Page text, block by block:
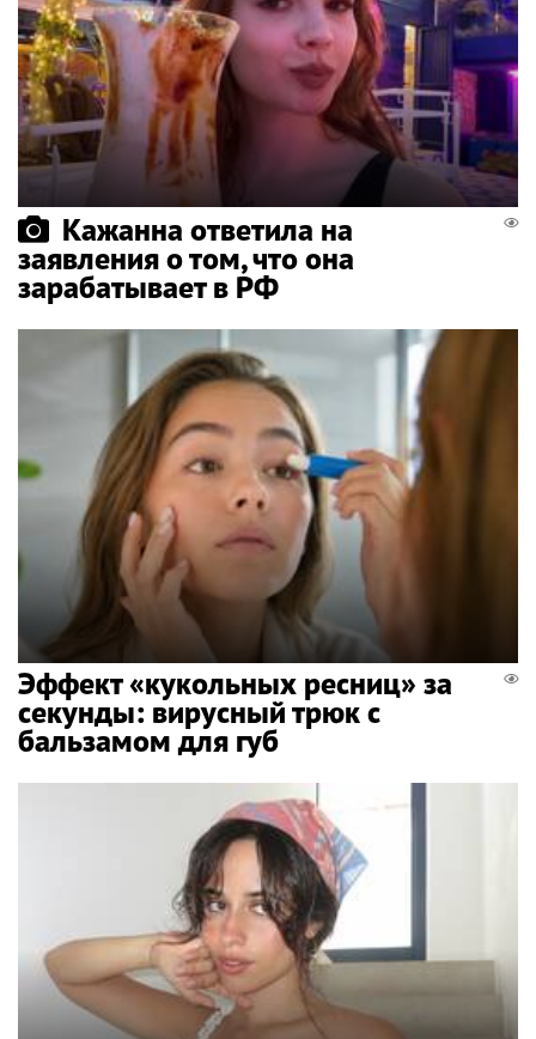
Кажанна ответила на
заявления о том, что она
зарабатывает в РФ
Эффект «кукольных ресниц» за
секунды: вирусный трюк с
бальзамом для губ